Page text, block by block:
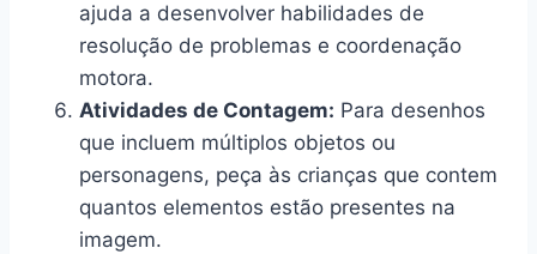
ajuda a desenvolver habilidades de
resolução de problemas e coordenação
motora.
Atividades de Contagem: Para desenhos
que incluem múltiplos objetos ou
personagens, peça às crianças que contem
quantos elementos estão presentes na
imagem.